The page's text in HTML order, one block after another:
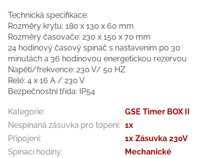
Technická specifikace:
Rozměry krytu: 180 x 130 x 60 mm
Rozměry časovače: 230 x 150 x 70 mm
24 hodinový časový spínač s nastavením po 30
minutách a 36 hodinovou energetickou rezervou
Napětí/frekvence: 230 V/ 50 HZ
Relé: 4 x 16 A / 230 V
Bezpečnostní třída: IP54
Kategorie:
GSE Timer BOX II
Nespínaná zásuvka pro topení: 1x
Připojení:
1x Zásuvka 230V
Spínací hodiny:
Mechanické